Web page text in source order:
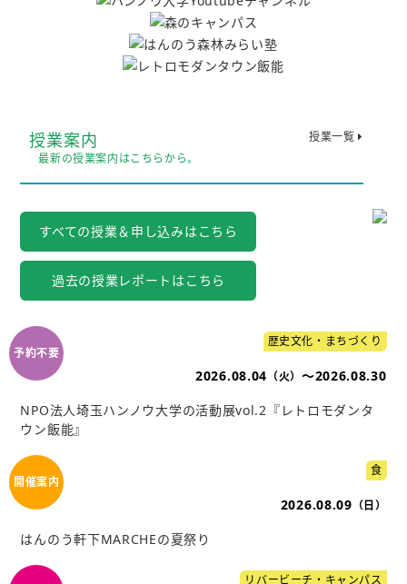
授業案内
最新の授業案内はこちらから。
授業一覧
すべての授業＆申し込みはこちら
過去の授業レポートはこちら
歴史文化・まちづくり
2026.08.04 （火） ～2026.08.30
NPO法人埼玉ハンノウ大学の活動展vol.2『レトロモダンタ
ウン飯能』
食
2026.08.09 （日）
はんのう軒下MARCHEの夏祭り
リバービーチ・キャンパス